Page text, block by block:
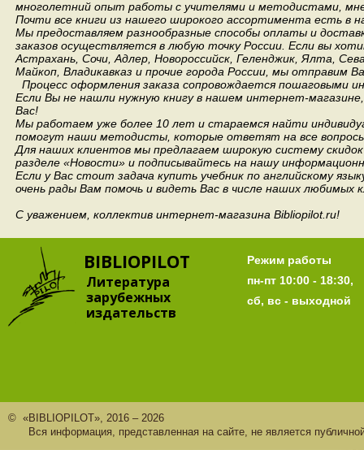
многолетний опыт работы с учителями и методистами,
Почти все книги из нашего широкого ассортимента есть в
Мы предоставляем разнообразные способы оплаты и
заказов осуществляется в любую точку России. Если вы
Астрахань, Сочи, Адлер, Новороссийск, Геленджик, Ялта,
Майкоп, Владикавказ и прочие города России, мы отправим
Процесс оформления заказа сопровождается пошаговыми
Если Вы не нашли нужную книгу в нашем интернет-
Вас!
Мы работаем уже более 10 лет и стараемся найти
помогут наши методисты, которые ответят на все
Для наших клиентов мы предлагаем широкую систему
разделе «Новости» и подписывайтесь на нашу
Если у Вас стоит задача купить учебник по английскому
очень рады Вам помочь и видеть Вас в числе наших любимых
С уважением, коллектив интернет-магазина Bibliopilot.ru!
BIBLIOPILOT
Литература
зарубежных
издательств
Режим работы
пн-пт 10:00 - 18:30,
сб, вс - выходной
© «BIBLIOPILOT», 2016 – 2026
Вся информация, представленная на сайте, не является